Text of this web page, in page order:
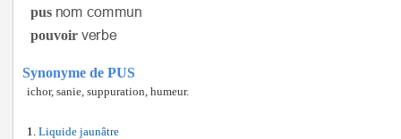
pus
pouvoir
Synonyme de PUS
ichor, sanie, suppuration, humeur.
Liquide jaunâtre